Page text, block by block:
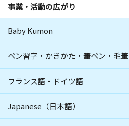
事業・活動の広がり
Baby Kumon
ペン習字・かきかた・筆ペン・毛筆
フランス語・ドイツ語
Japanese（日本語）